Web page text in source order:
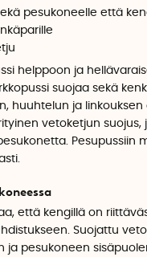
pesukoneelle että
helppoon ja
suojaa sekä
huuhtelun ja linkouksen
vetoketjun suojus,
Pesupussiin
että kengillä on
Suojattu
ja pesukoneen